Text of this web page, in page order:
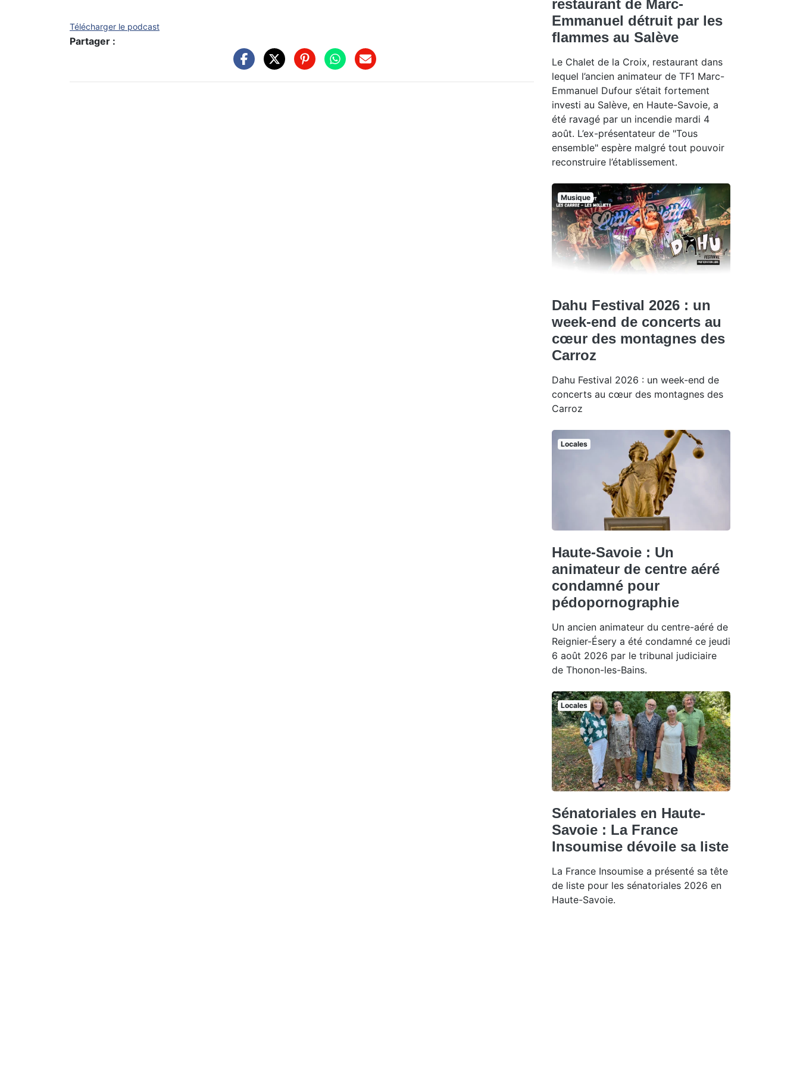
Télécharger le podcast
Partager :
restaurant de Marc-
Emmanuel détruit par les
flammes au Salève
Le Chalet de la Croix, restaurant dans
lequel l’ancien animateur de TF1 Marc-
Emmanuel Dufour s’était fortement
investi au Salève, en Haute-Savoie, a
été ravagé par un incendie mardi 4
août. L’ex-présentateur de "Tous
ensemble" espère malgré tout pouvoir
reconstruire l’établissement.
Musique
Dahu Festival 2026 : un
week-end de concerts au
cœur des montagnes des
Carroz
Dahu Festival 2026 : un week-end de
concerts au cœur des montagnes des
Carroz
Locales
Haute-Savoie : Un
animateur de centre aéré
condamné pour
pédopornographie
Un ancien animateur du centre-aéré de
Reignier-Ésery a été condamné ce jeudi
6 août 2026 par le tribunal judiciaire
de Thonon-les-Bains.
Locales
Sénatoriales en Haute-
Savoie : La France
Insoumise dévoile sa liste
La France Insoumise a présenté sa tête
de liste pour les sénatoriales 2026 en
Haute-Savoie.